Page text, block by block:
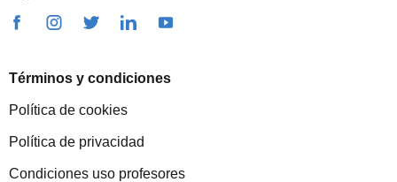
Términos y condiciones
Política de cookies
Política de privacidad
Condiciones uso profesores